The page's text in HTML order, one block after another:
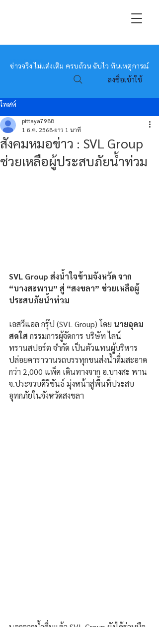
หมอข่าว
ข่าวจริง ไม่แต่งเติม ครบถ้วน ฉับไว ทันเหตุการณ์
ลงชื่อเข้าใช้
โพสต์
สังคมหมอข่าว : SVL Group
ช่วยเหลือผู้ประสบภัยน้ำท่วม
pittaya7988
1 ธ.ค. 2568 ยาว 1 นาที
SVL Group ส่งน้ำใจข้ามจังหวัด จาก
“บางสะพาน” สู่ “สงขลา” ช่วยเหลือผู้
ประสบภัยน้ำท่วม
เอสวีแอล กรุ๊ป (SVL Group) โดย นายอุดม
สดใส กรรมการผู้จัดการ บริษัท ไลน์
ทรานสปอร์ต จำกัด เป็นตัวแทนผู้บริหาร
ปล่อยคาราวานรถบรรทุกขนส่งน้ำดื่มสะอาด
กว่า 2,000 แพ็ค เดินทางจาก อ.บางสะ พาน
จ.ประจวบคีรีขันธ์ มุ่งหน้าสู่พื้นที่ประสบ
อุทกภัยในจังหวัดสงขลา